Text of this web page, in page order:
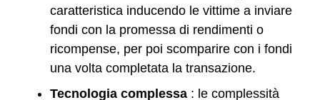
caratteristica inducendo le vittime a inviare
fondi con la promessa di rendimenti o
ricompense, per poi scomparire con i fondi
una volta completata la transazione.
Tecnologia complessa : le complessità